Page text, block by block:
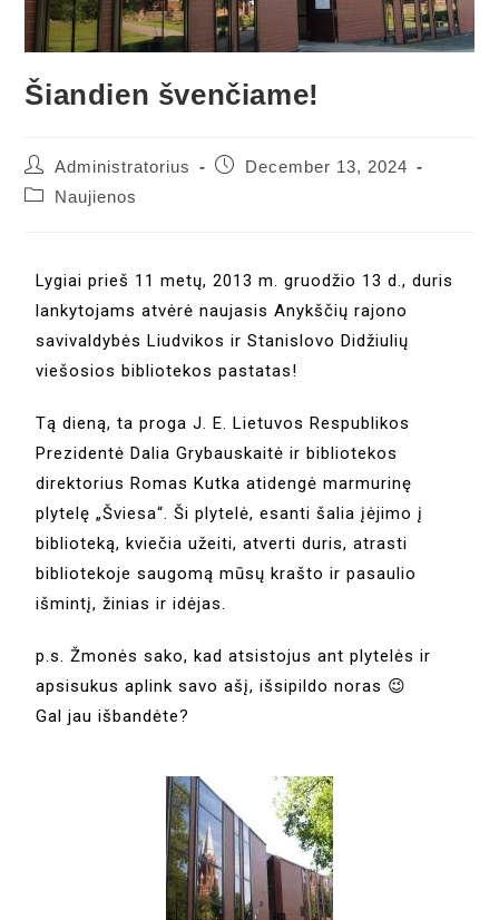
Šiandien švenčiame!
Administratorius
December 13, 2024
Naujienos
Lygiai prieš 11 metų, 2013 m. gruodžio 13 d., duris
lankytojams atvėrė naujasis Anykščių rajono
savivaldybės Liudvikos ir Stanislovo Didžiulių
viešosios bibliotekos pastatas!
Tą dieną, ta proga J. E. Lietuvos Respublikos
Prezidentė Dalia Grybauskaitė ir bibliotekos
direktorius Romas Kutka atidengė marmurinę
plytelę „Šviesa“. Ši plytelė, esanti šalia įėjimo į
biblioteką, kviečia užeiti, atverti duris, atrasti
bibliotekoje saugomą mūsų krašto ir pasaulio
išmintį, žinias ir idėjas.
p.s. Žmonės sako, kad atsistojus ant plytelės ir
apsisukus aplink savo ašį, išsipildo noras 😉
Gal jau išbandėte?